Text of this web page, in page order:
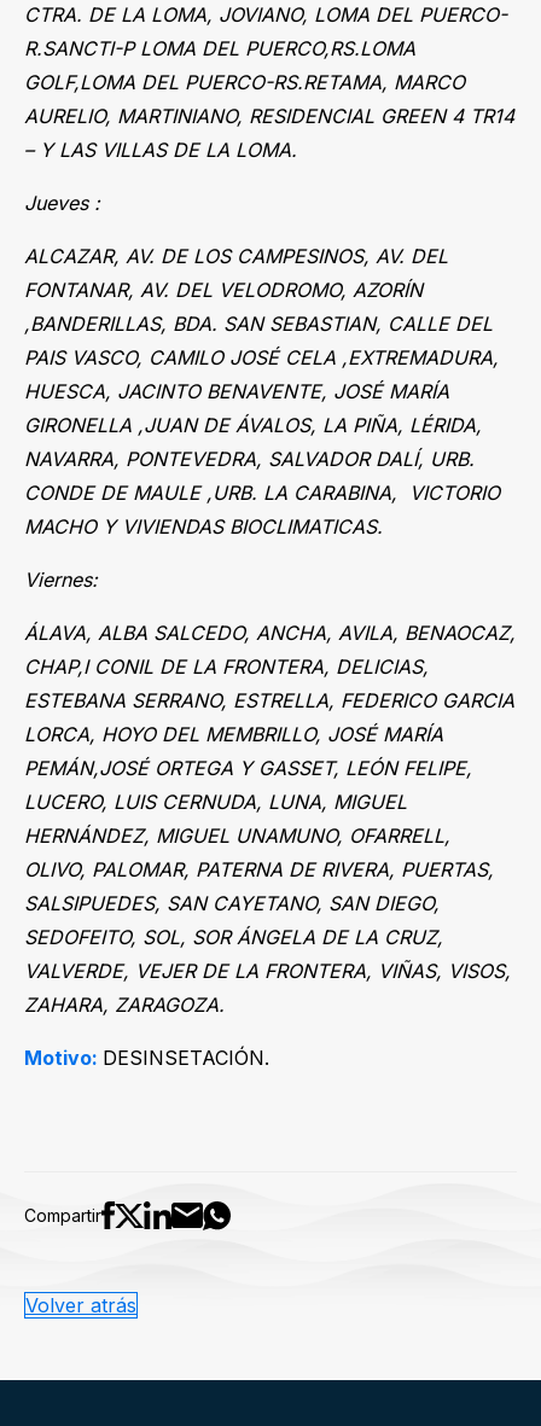
CTRA. DE LA LOMA, JOVIANO, LOMA DEL PUERCO-
R.SANCTI-P LOMA DEL PUERCO,RS.LOMA
GOLF,LOMA DEL PUERCO-RS.RETAMA, MARCO
AURELIO, MARTINIANO, RESIDENCIAL GREEN 4 TR14
– Y LAS VILLAS DE LA LOMA.
Jueves :
ALCAZAR, AV. DE LOS CAMPESINOS, AV. DEL
FONTANAR, AV. DEL VELODROMO, AZORÍN
,BANDERILLAS, BDA. SAN SEBASTIAN, CALLE DEL
PAIS VASCO, CAMILO JOSÉ CELA ,EXTREMADURA,
HUESCA, JACINTO BENAVENTE, JOSÉ MARÍA
GIRONELLA ,JUAN DE ÁVALOS, LA PIÑA, LÉRIDA,
NAVARRA, PONTEVEDRA, SALVADOR DALÍ, URB.
CONDE DE MAULE ,URB. LA CARABINA, VICTORIO
MACHO Y VIVIENDAS BIOCLIMATICAS.
Viernes:
ÁLAVA, ALBA SALCEDO, ANCHA, AVILA, BENAOCAZ,
CHAP,I CONIL DE LA FRONTERA, DELICIAS,
ESTEBANA SERRANO, ESTRELLA, FEDERICO GARCIA
LORCA, HOYO DEL MEMBRILLO, JOSÉ MARÍA
PEMÁN,JOSÉ ORTEGA Y GASSET, LEÓN FELIPE,
LUCERO, LUIS CERNUDA, LUNA, MIGUEL
HERNÁNDEZ, MIGUEL UNAMUNO, OFARRELL,
OLIVO, PALOMAR, PATERNA DE RIVERA, PUERTAS,
SALSIPUEDES, SAN CAYETANO, SAN DIEGO,
SEDOFEITO, SOL, SOR ÁNGELA DE LA CRUZ,
VALVERDE, VEJER DE LA FRONTERA, VIÑAS, VISOS,
ZAHARA, ZARAGOZA.
Motivo: DESINSETACIÓN.
Compartir
Volver atrás